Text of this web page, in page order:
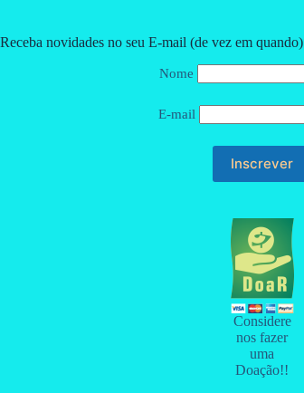
Receba novidades no seu E-mail (de vez em quando)
Nome
E-mail
Considere
nos fazer
uma
Doação!!